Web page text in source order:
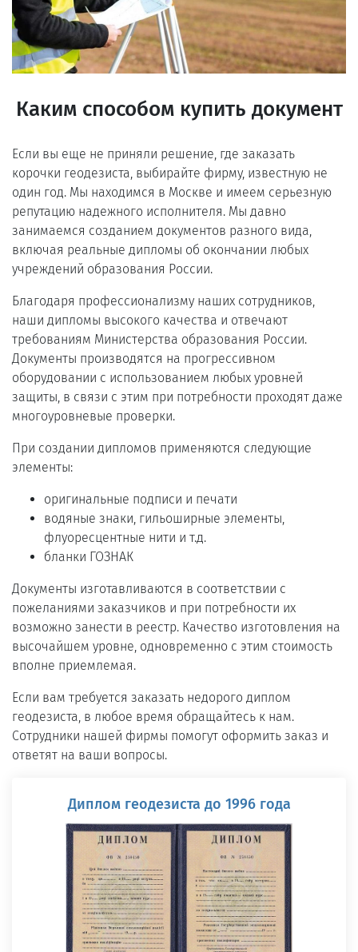
Каким способом купить документ
Если вы еще не приняли решение, где заказать
корочки геодезиста, выбирайте фирму, известную не
один год. Мы находимся в Москве и имеем серьезную
репутацию надежного исполнителя. Мы давно
занимаемся созданием документов разного вида,
включая реальные дипломы об окончании любых
учреждений образования России.
Благодаря профессионализму наших сотрудников,
наши дипломы высокого качества и отвечают
требованиям Министерства образования России.
Документы производятся на прогрессивном
оборудовании с использованием любых уровней
защиты, в связи с этим при потребности проходят даже
многоуровневые проверки.
При создании дипломов применяются следующие
элементы:
оригинальные подписи и печати
водяные знаки, гильоширные элементы,
флуоресцентные нити и т.д.
бланки ГОЗНАК
Документы изготавливаются в соответствии с
пожеланиями заказчиков и при потребности их
возможно занести в реестр. Качество изготовления на
высочайшем уровне, одновременно с этим стоимость
вполне приемлемая.
Если вам требуется заказать недорого диплом
геодезиста, в любое время обращайтесь к нам.
Сотрудники нашей фирмы помогут оформить заказ и
ответят на ваши вопросы.
Диплом геодезиста до 1996 года